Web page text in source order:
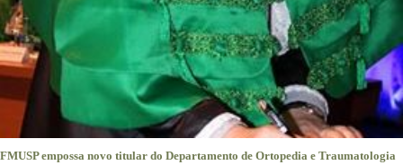
FMUSP empossa novo titular do Departamento de Ortopedia e Traumatologia